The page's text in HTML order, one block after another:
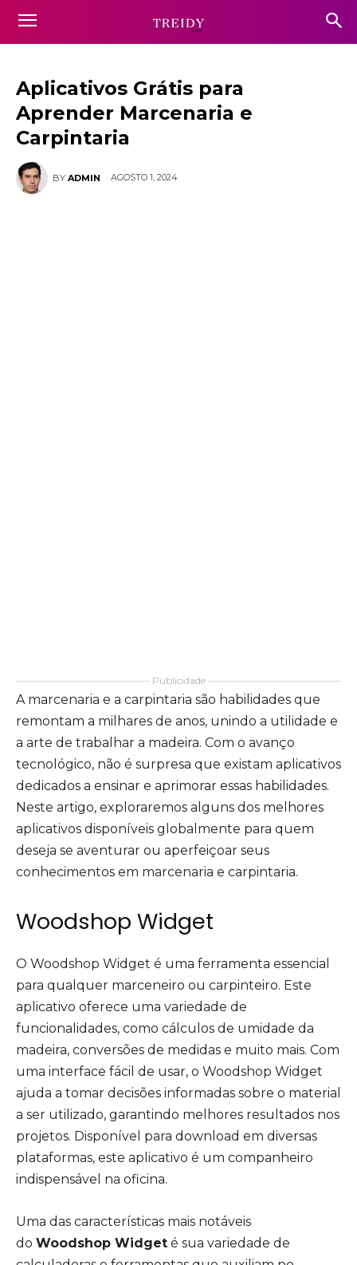
Aplicativos Grátis para
Aprender Marcenaria e
Carpintaria
BY ADMIN AGOSTO 1, 2024
Publicidade
A marcenaria e a carpintaria são habilidades que
remontam a milhares de anos, unindo a utilidade e
a arte de trabalhar a madeira. Com o avanço
tecnológico, não é surpresa que existam aplicativos
dedicados a ensinar e aprimorar essas habilidades.
Neste artigo, exploraremos alguns dos melhores
aplicativos disponíveis globalmente para quem
deseja se aventurar ou aperfeiçoar seus
conhecimentos em marcenaria e carpintaria.
Woodshop Widget
O Woodshop Widget é uma ferramenta essencial
para qualquer marceneiro ou carpinteiro. Este
aplicativo oferece uma variedade de
funcionalidades, como cálculos de umidade da
madeira, conversões de medidas e muito mais. Com
uma interface fácil de usar, o Woodshop Widget
ajuda a tomar decisões informadas sobre o material
a ser utilizado, garantindo melhores resultados nos
projetos. Disponível para download em diversas
plataformas, este aplicativo é um companheiro
indispensável na oficina.
Uma das características mais notáveis
do Woodshop Widget é sua variedade de